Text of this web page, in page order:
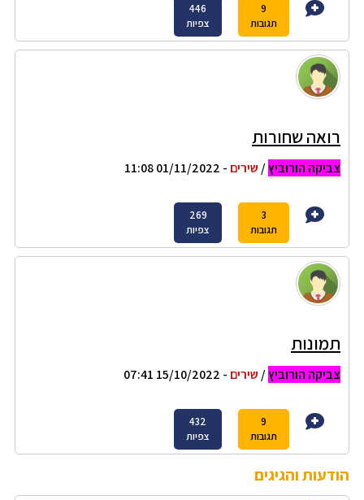
9
תגובות
446
צפיות
רואה שחורות
צביקה הורוביץ/ שירים - 01/11/2022 11:08
3
תגובות
269
צפיות
תמונות
צביקה הורוביץ/ שירים - 15/10/2022 07:41
9
תגובות
432
צפיות
הודעות והגיגים